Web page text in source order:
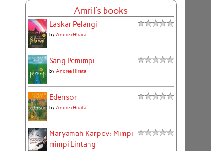
Amril's books
Laskar Pelangi
by Andrea Hirata
Sang Pemimpi
by Andrea Hirata
Edensor
by Andrea Hirata
Maryamah Karpov: Mimpi-
mimpi Lintang